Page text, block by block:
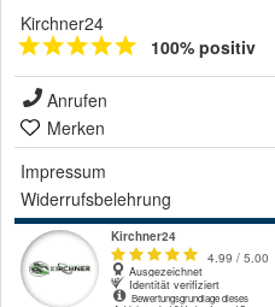
Kirchner24
100% positiv
Anrufen
Merken
Impressum
Widerrufsbelehrung